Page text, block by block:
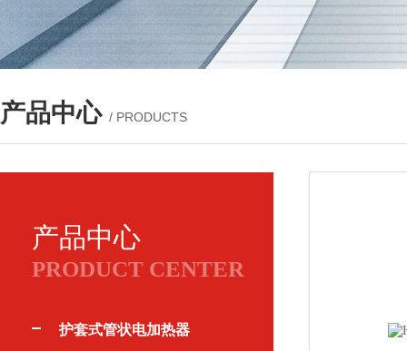
产品中心 / PRODUCTS
产品中心
PRODUCT CENTER
护套式管状电加热器